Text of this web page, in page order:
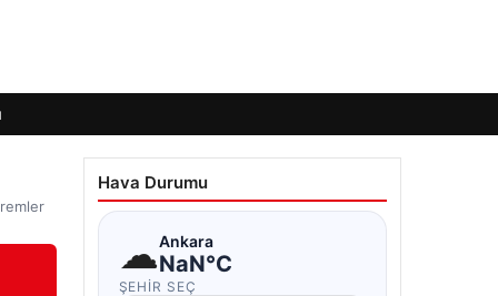
Hava Durumu
☁Ankara
NaN°C
ŞEHIR SEÇ